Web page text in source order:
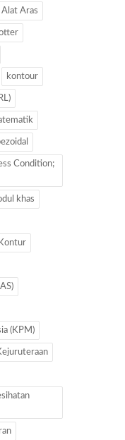
Alat Aras
kontour
Condition;
khas
Kontur
(KPM)